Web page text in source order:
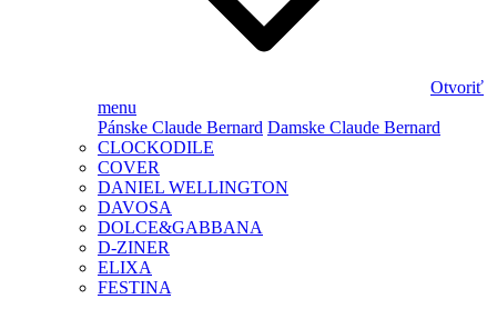
Otvoriť
menu
Pánske Claude Bernard Damske Claude Bernard
CLOCKODILE
COVER
DANIEL WELLINGTON
DAVOSA
DOLCE&GABBANA
D-ZINER
ELIXA
FESTINA